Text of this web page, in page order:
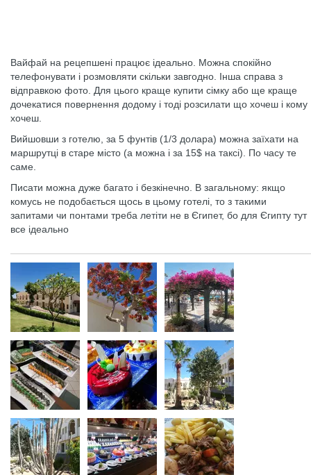
Вайфай на рецепшені працює ідеально. Можна спокійно
телефонувати і розмовляти скільки завгодно. Інша справа з
відправкою фото. Для цього краще купити сімку або ще краще
дочекатися повернення додому і тоді розсилати що хочеш і кому
хочеш.
Вийшовши з готелю, за 5 фунтів (1/3 долара) можна заїхати на
маршрутці в старе місто (а можна і за 15$ на таксі). По часу те
саме.
Писати можна дуже багато і безкінечно. В загальному: якщо
комусь не подобається щось в цьому готелі, то з такими
запитами чи понтами треба летіти не в Єгипет, бо для Єгипту тут
все ідеально